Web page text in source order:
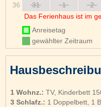
36
31 1 2
Das Ferienhaus ist im
Anreisetag
gewählter Zeitraum
1 Wohnz.: TV, Kinderbett
3 Schlafz.: 1 Doppelbett, 1